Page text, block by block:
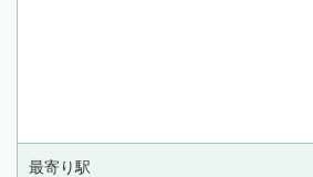
最寄り駅